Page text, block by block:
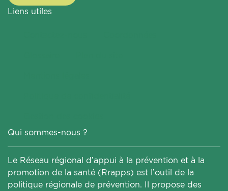
Liens utiles
Qui sommes-nous ?
Le Réseau régional d’appui à la prévention et à la
promotion de la santé (Rrapps) est l’outil de la
politique régionale de prévention. Il propose des